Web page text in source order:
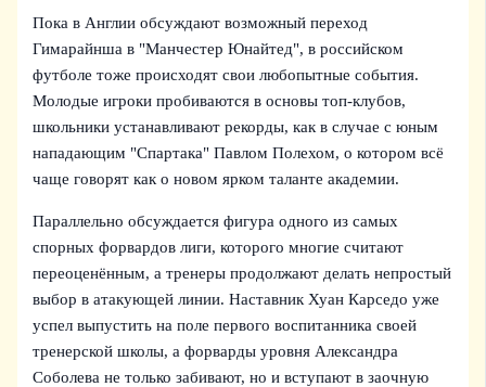
Пока в Англии обсуждают возможный переход
Гимарайнша в "Манчестер Юнайтед", в российском
футболе тоже происходят свои любопытные события.
Молодые игроки пробиваются в основы топ-клубов,
школьники устанавливают рекорды, как в случае с юным
нападающим "Спартака" Павлом Полехом, о котором всё
чаще говорят как о новом ярком таланте академии.
Параллельно обсуждается фигура одного из самых
спорных форвардов лиги, которого многие считают
переоценённым, а тренеры продолжают делать непростый
выбор в атакующей линии. Наставник Хуан Карседо уже
успел выпустить на поле первого воспитанника своей
тренерской школы, а форварды уровня Александра
Соболева не только забивают, но и вступают в заочную